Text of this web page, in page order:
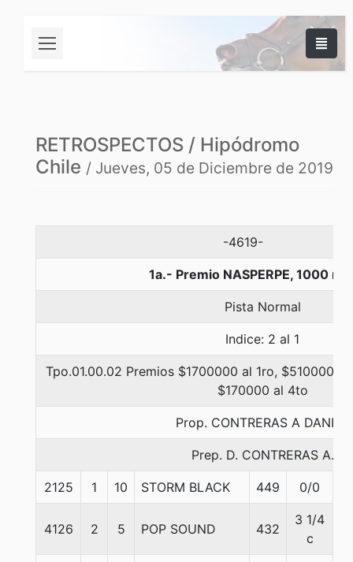
RETROSPECTOS / Hipódromo
Chile / Jueves, 05 de Diciembre de 2019
-4619-
1a.- Premio NASPERPE, 1000
Pista Normal
Indice: 2 al 1
Tpo.01.00.02 Premios $1700000 al 1ro, $510000
$170000 al 4to
Prop. CONTRERAS A DANIEL
Prep. D. CONTRERAS A.
2125 1 10 STORM BLACK 449 0/0
4126 2 5 POP SOUND 432
3 1/4
c